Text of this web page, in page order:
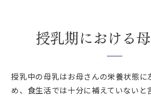
授乳期における
授乳中の母乳はお母さんの栄養状態に
め、食生活では十分に補えていないと